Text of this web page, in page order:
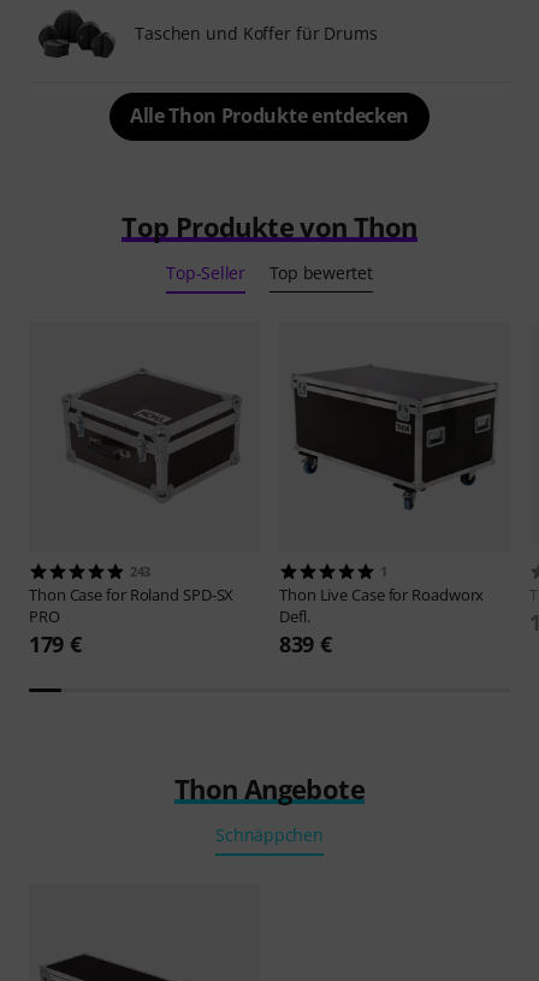
Taschen und Koffer für Drums
Alle Thon Produkte entdecken
Top Produkte von Thon
Top-Seller Top bewertet
243
Thon Case for Roland SPD-SX
PRO
179 €
1
Thon Live Case for Roadworx
Defl.
839 €
Thon Angebote
Schnäppchen